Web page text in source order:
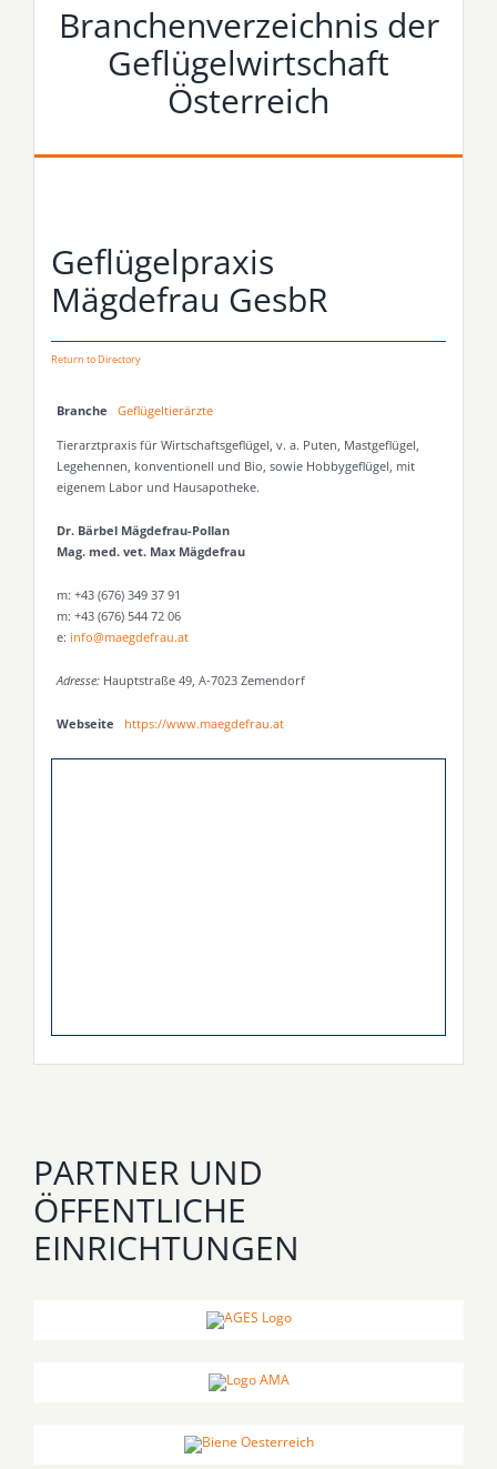
Branchenverzeichnis der
Geflügelwirtschaft
Österreich
Geflügelpraxis
Mägdefrau GesbR
Return to Directory
Branche Geflügeltierärzte
Tierarztpraxis für Wirtschaftsgeflügel, v. a. Puten, Mastgeflügel,
Legehennen, konventionell und Bio, sowie Hobbygeflügel, mit
eigenem Labor und Hausapotheke.
Dr. Bärbel Mägdefrau-Pollan
Mag. med. vet. Max Mägdefrau
m: +43 (676) 349 37 91
m: +43 (676) 544 72 06
e: info@maegdefrau.at
Adresse: Hauptstraße 49, A-7023 Zemendorf
Webseite https://www.maegdefrau.at
PARTNER UND
ÖFFENTLICHE
EINRICHTUNGEN